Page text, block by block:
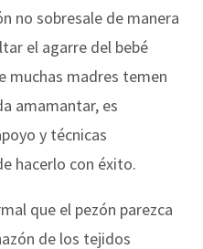
no sobresale de manera
el agarre del bebé
muchas madres temen
amamantar, es
y técnicas
hacerlo con éxito.
que el pezón parezca
de los tejidos